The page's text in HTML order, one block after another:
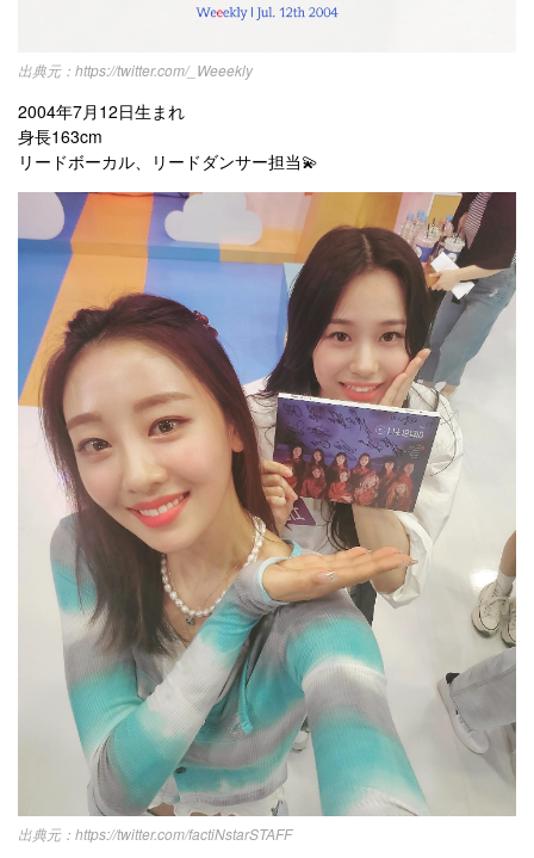
https://twitter.com/_Weeekly
2004年7月12日生まれ
身長163cm
リードボーカル、リードダンサー担当💫
https://twitter.com/factiNstarSTAFF